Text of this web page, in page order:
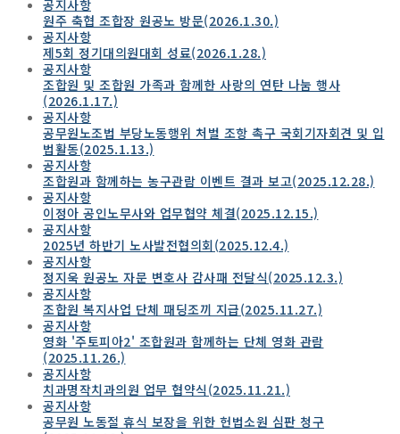
공지사항
원주 축협 조합장 원공노 방문(2026.1.30.)
공지사항
제5회 정기대의원대회 성료(2026.1.28.)
공지사항
조합원 및 조합원 가족과 함께한 사랑의 연탄 나눔 행사
(2026.1.17.)
공지사항
공무원노조법 부당노동행위 처벌 조항 촉구 국회기자회견 및 입
법활동(2025.1.13.)
공지사항
조합원과 함께하는 농구관람 이벤트 결과 보고(2025.12.28.)
공지사항
이정아 공인노무사와 업무협약 체결(2025.12.15.)
공지사항
2025년 하반기 노사발전협의회(2025.12.4.)
공지사항
정지욱 원공노 자문 변호사 감사패 전달식(2025.12.3.)
공지사항
조합원 복지사업 단체 패딩조끼 지급(2025.11.27.)
공지사항
영화 '주토피아2' 조합원과 함께하는 단체 영화 관람
(2025.11.26.)
공지사항
치과명작치과의원 업무 협약식(2025.11.21.)
공지사항
공무원 노동절 휴식 보장을 위한 헌법소원 심판 청구